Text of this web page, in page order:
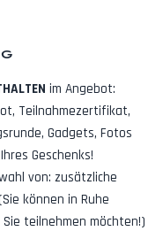
im Angebot:
Teilnahmezertifikat,
Gadgets, Fotos
Geschenks!
von: zusätzliche
können in Ruhe
teilnehmen möchten!)